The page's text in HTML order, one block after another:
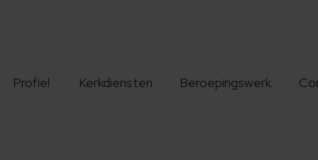
Profiel Kerkdiensten Beroepingswerk